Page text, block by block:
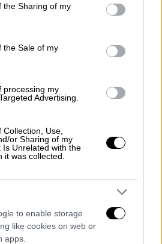
usage behaviour. You may click to
Google and its third-party tags to
specified purposes in below Google
the Sharing of my
the Sale of my
processing my
Advertising.
Use,
or Sharing of my
Is Unrelated with the
it was collected.
to enable storage
like cookies on web or
apps.
κοινωνία
της δεξιάς του
είπε ότι «οι τελευταίες
του
εκφυλισμό ενός
χώρου.
κριτική την οποία
διαβλέποντας αυτό τον
ότι «δεν αξίζει σε
σε
αυτή η απαξίωση της
διαδρομής τους και των
ένα καλύτερο μέλλον».